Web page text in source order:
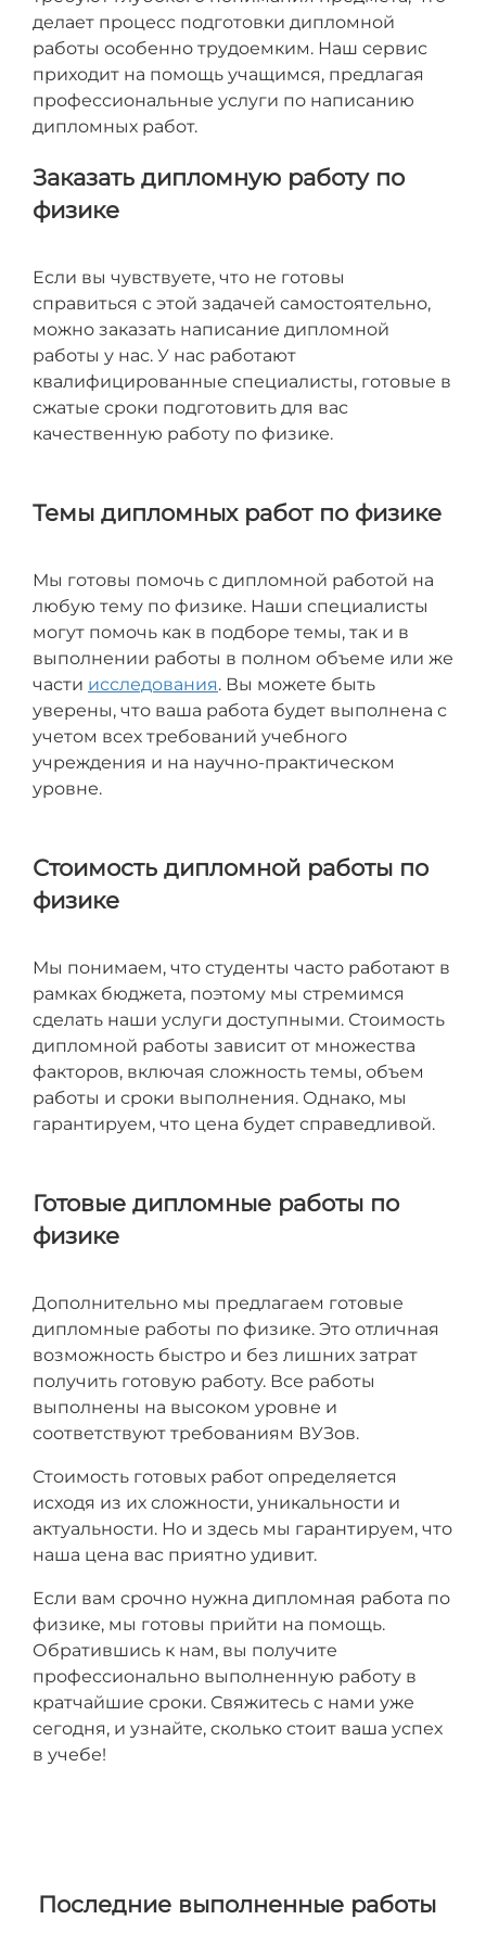
делает процесс подготовки дипломной
работы особенно трудоемким. Наш сервис
приходит на помощь учащимся, предлагая
профессиональные услуги по написанию
дипломных работ.
Заказать дипломную работу по
физике
Если вы чувствуете, что не готовы
справиться с этой задачей самостоятельно,
можно заказать написание дипломной
работы у нас. У нас работают
квалифицированные специалисты, готовые в
сжатые сроки подготовить для вас
качественную работу по физике.
Темы дипломных работ по физике
Мы готовы помочь с дипломной работой на
любую тему по физике. Наши специалисты
могут помочь как в подборе темы, так и в
выполнении работы в полном объеме или же
части исследования. Вы можете быть
уверены, что ваша работа будет выполнена с
учетом всех требований учебного
учреждения и на научно-практическом
уровне.
Стоимость дипломной работы по
физике
Мы понимаем, что студенты часто работают в
рамках бюджета, поэтому мы стремимся
сделать наши услуги доступными. Стоимость
дипломной работы зависит от множества
факторов, включая сложность темы, объем
работы и сроки выполнения. Однако, мы
гарантируем, что цена будет справедливой.
Готовые дипломные работы по
физике
Дополнительно мы предлагаем готовые
дипломные работы по физике. Это отличная
возможность быстро и без лишних затрат
получить готовую работу. Все работы
выполнены на высоком уровне и
соответствуют требованиям ВУЗов.
Стоимость готовых работ определяется
исходя из их сложности, уникальности и
актуальности. Но и здесь мы гарантируем, что
наша цена вас приятно удивит.
Если вам срочно нужна дипломная работа по
физике, мы готовы прийти на помощь.
Обратившись к нам, вы получите
профессионально выполненную работу в
кратчайшие сроки. Свяжитесь с нами уже
сегодня, и узнайте, сколько стоит ваша успех
в учебе!
Последние выполненные работы